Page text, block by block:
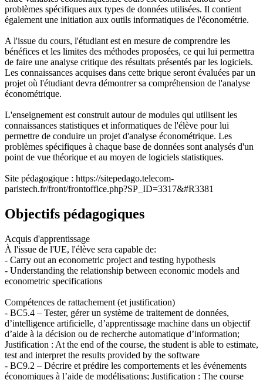
problèmes spécifiques aux types de données utilisées. Il contient
également une initiation aux outils informatiques de l'économétrie.
A l'issue du cours, l'étudiant est en mesure de comprendre les
bénéfices et les limites des méthodes proposées, ce qui lui permettra
de faire une analyse critique des résultats présentés par les logiciels.
Les connaissances acquises dans cette brique seront évaluées par un
projet où l'étudiant devra démontrer sa compréhension de l'analyse
économétrique.
L'enseignement est construit autour de modules qui utilisent les
connaissances statistiques et informatiques de l'élève pour lui
permettre de conduire un projet d'analyse économétrique. Les
problèmes spécifiques à chaque base de données sont analysés d'un
point de vue théorique et au moyen de logiciels statistiques.
Site pédagogique : https://sitepedago.telecom-
paristech.fr/front/frontoffice.php?SP_ID=3317&#R3381
Objectifs pédagogiques
Acquis d'apprentissage
À l'issue de l'UE, l'élève sera capable de:
- Carry out an econometric project and testing hypothesis
- Understanding the relationship between economic models and
econometric specifications
Compétences de rattachement (et justification)
- BC5.4 – Tester, gérer un système de traitement de données,
d’intelligence artificielle, d’apprentissage machine dans un objectif
d’aide à la décision ou de recherche automatique d’information;
Justification : At the end of the course, the student is able to estimate,
test and interpret the results provided by the software
- BC9.2 – Décrire et prédire les comportements et les événements
économiques à l’aide de modélisations; Justification : The course